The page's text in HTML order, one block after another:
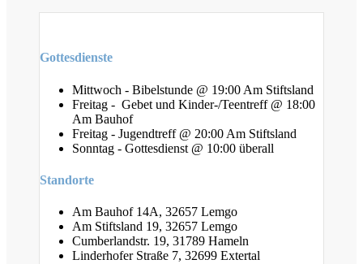
Gottesdienste
Mittwoch - Bibelstunde @ 19:00 Am Stiftsland
Freitag - Gebet und Kinder-/Teentreff @ 18:00
Am Bauhof
Freitag - Jugendtreff @ 20:00 Am Stiftsland
Sonntag - Gottesdienst @ 10:00 überall
Standorte
Am Bauhof 14A, 32657 Lemgo
Am Stiftsland 19, 32657 Lemgo
Cumberlandstr. 19, 31789 Hameln
Linderhofer Straße 7, 32699 Extertal